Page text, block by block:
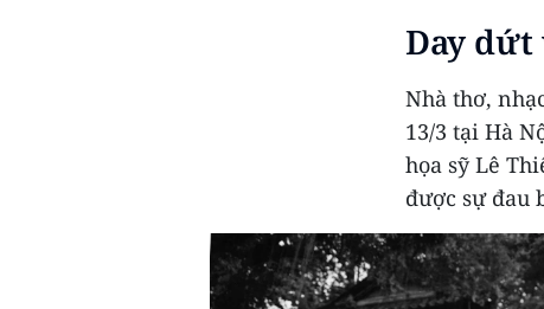
Day
Nhà thơ,
13/3 tại Hà
họa sỹ Lê
được sự đau